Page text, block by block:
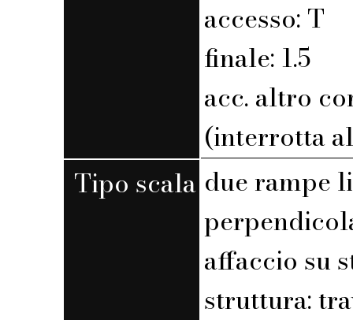
accesso: T
finale: 1.5
acc. altro
(interrotta
Tipo scala due rampe
affaccio su
struttura: